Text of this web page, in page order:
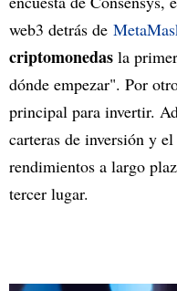
web3 detrás de
criptomonedas la
dónde empezar". Por
principal para invertir.
carteras de inversión y
rendimientos a largo
tercer lugar.